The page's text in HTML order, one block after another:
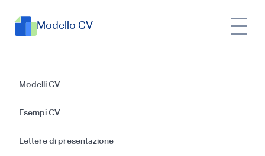
Modello CV
Modelli CV
Esempi CV
Lettere di presentazione
Guida alla redazione
del CV perfetto per
il ruolo di